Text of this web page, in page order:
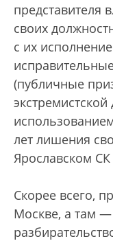
представителя
своих
с их
(публичные
экстремистской
лет лишения
Ярославском
Скорее всего,
Москве, а там